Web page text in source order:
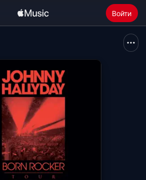
Войти
Установить Apple Music